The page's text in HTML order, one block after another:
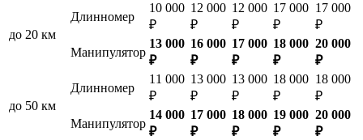
до 20 км
Длинномер
10 000
₽
12 000
₽
12 000
₽
17 000
₽
17 000
₽
Манипулятор
13 000
₽
16 000
₽
17 000
₽
18 000
₽
20 000
₽
до 50 км
Длинномер
11 000
₽
13 000
₽
13 000
₽
18 000
₽
18 000
₽
Манипулятор
14 000
₽
17 000
₽
18 000
₽
19 000
₽
20 000
₽